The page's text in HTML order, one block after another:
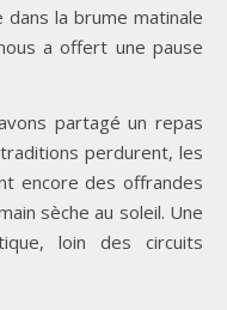
la brume matinale
a offert une pause
partagé un repas
perdurent, les
encore des offrandes
sèche au soleil. Une
loin des circuits